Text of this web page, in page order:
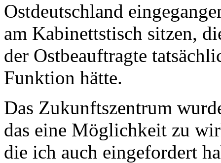
Ostdeutschland
am Kabinettstisch sitzen,
der Ostbeauftragte
Funktion hätte.
Das Zukunftszentrum
das eine Möglichkeit zu
die ich auch eingefordert